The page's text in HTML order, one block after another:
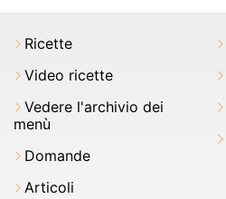
Ricette
Video ricette
Vedere l'archivio dei
menù
Domande
Articoli